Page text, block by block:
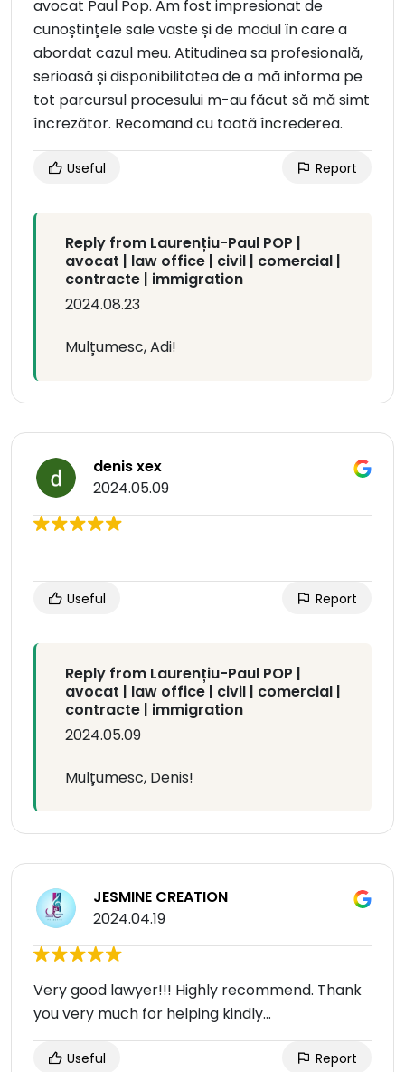
avocat Paul Pop. Am fost impresionat de
cunoștințele sale vaste și de modul în care a
abordat cazul meu. Atitudinea sa profesională,
serioasă și disponibilitatea de a mă informa pe
tot parcursul procesului m-au făcut să mă simt
încrezător. Recomand cu toată încrederea.
Useful Report
Reply from Laurențiu-Paul POP |
avocat | law office | civil | comercial |
contracte | immigration
2024.08.23
Mulțumesc, Adi!
denis xex
2024.05.09
Useful Report
Reply from Laurențiu-Paul POP |
avocat | law office | civil | comercial |
contracte | immigration
2024.05.09
Mulțumesc, Denis!
JESMINE CREATION
2024.04.19
Very good lawyer!!! Highly recommend. Thank
you very much for helping kindly...
Useful Report